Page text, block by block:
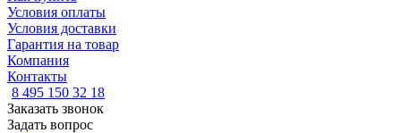
Условия оплаты
Условия доставки
Гарантия на товар
Компания
Контакты
8 495 150 32 18
Заказать звонок
Задать вопрос